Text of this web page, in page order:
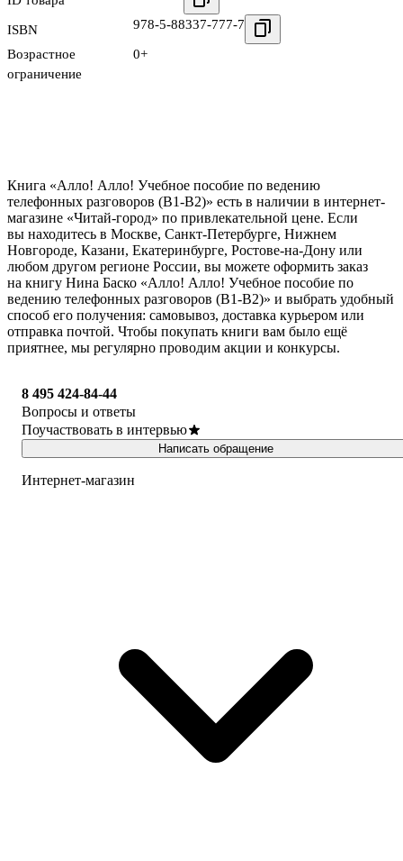
ISBN 978-5-88337-777-7
Возрастное
ограничение
0+
Книга «Алло! Алло! Учебное пособие по ведению
телефонных разговоров (В1-В2)» есть в наличии в интернет-
магазине «Читай-город» по привлекательной цене. Если
вы находитесь в Москве, Санкт-Петербурге, Нижнем
Новгороде, Казани, Екатеринбурге, Ростове-на-Дону или
любом другом регионе России, вы можете оформить заказ
на книгу Нина Баско «Алло! Алло! Учебное пособие по
ведению телефонных разговоров (В1-В2)» и выбрать удобный
способ его получения: самовывоз, доставка курьером или
отправка почтой. Чтобы покупать книги вам было ещё
приятнее, мы регулярно проводим акции и конкурсы.
8 495 424-84-44
Вопросы и ответы
Поучаствовать в интервью
Написать обращение
Интернет-магазин